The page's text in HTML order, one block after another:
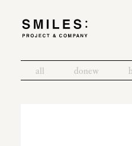
all donew